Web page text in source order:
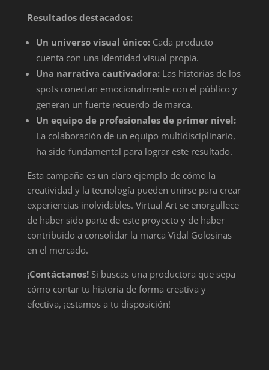
Resultados destacados:
Un universo visual único:Cada producto
cuenta con una identidad visual propia.
Una narrativa cautivadora:Las historias de los
spots conectan emocionalmente con el público y
generan un fuerte recuerdo de marca.
Un equipo de profesionales de primer nivel:
La colaboración de un equipo multidisciplinario,
ha sido fundamental para lograr este resultado.
Esta campaña es un claro ejemplo de cómo la
creatividad y la tecnología pueden unirse para crear
experiencias inolvidables. Virtual Art se enorgullece
de haber sido parte de este proyecto y de haber
contribuido a consolidar la marca Vidal Golosinas
en el mercado.
¡Contáctanos!Si buscas una productora que sepa
cómo contar tu historia de forma creativa y
efectiva, ¡estamos a tu disposición!